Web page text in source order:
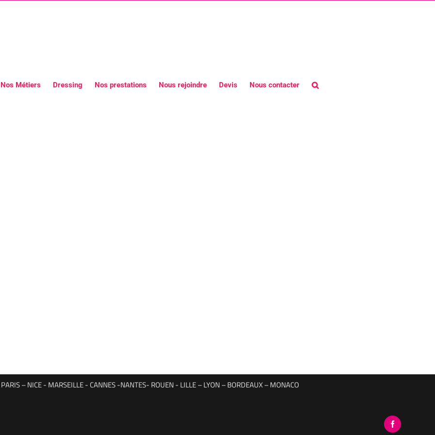
Nos Métiers Dressing Nos prestations Nous rejoindre Devis Nous contacter
– NICE - MARSEILLE - CANNES -NANTES- ROUEN - LILLE – LYON – BORDEAUX – MONACO
Facebook